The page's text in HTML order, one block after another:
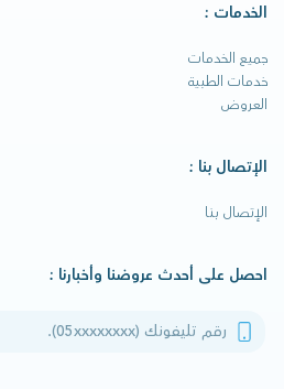
الخدمات :
جميع الخدمات
خدمات الطبية
العروض
الإتصال بنا :
الإتصال بنا
احصل على أحدث عروضنا وأخبارنا :
رقم تليفونك